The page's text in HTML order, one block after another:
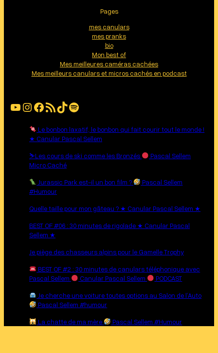
Pages
mes canulars
mes pranks
bio
Mon best of
Mes meilleures caméras cachées
Mes meilleurs canulars et micros cachés en podcast
YouTube Instagram Facebook Flux RSS TikTok Spotify
Le bonbon laxatif, le bonbon qui fait courir tout le monde !
★ Canular Pascal Sellem
⛷Les cours de ski comme les Bronzés
Pascal Sellem
Micro Caché
Jurassic Park est-il un bon film ?
Pascal Sellem
#Humour
Quelle taille pour mon gâteau ? ★ Canular Pascal Sellem ★
BEST OF #06 : 30 minutes de rigolade ★ Canular Pascal
Sellem ★
Je piège des chasseurs alpins pour le Gamelle Trophy
BEST OF #2 : 30 minutes de canulars téléphonique avec
Pascal Sellem
Canular Pascal Sellem PODCAST
Je cherche une voiture toutes options au Salon de l’Auto
Pascal Sellem #humour
La chatte de ma mère Pascal Sellem #Humour